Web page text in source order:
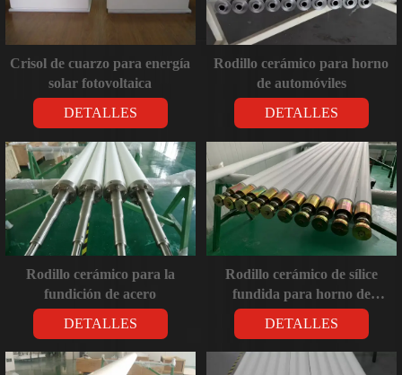
Crisol de cuarzo para energía
solar fotovoltaica
DETALLES
Rodillo cerámico para horno
de automóviles
DETALLES
Rodillo cerámico para la
fundición de acero
DETALLES
Rodillo cerámico de sílice
fundida para horno de
templado de vidrio
DETALLES